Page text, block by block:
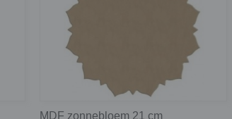
MDF zonnebloem 21 cm